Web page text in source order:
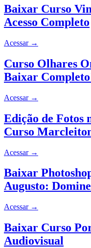
Baixar Curso
Acesso Completo
Acessar →
Curso Olhares
Baixar
Acessar →
Edição de Fotos
Curso
Acessar →
Baixar
Augusto:
Acessar →
Baixar Curso
Audiovisual